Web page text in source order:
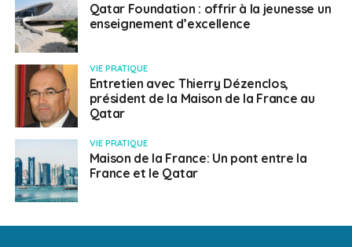
Qatar Foundation : offrir à la jeunesse un
enseignement d’excellence
VIE PRATIQUE
Entretien avec Thierry Dézenclos,
président de la Maison de la France au
Qatar
VIE PRATIQUE
Maison de la France: Un pont entre la
France et le Qatar